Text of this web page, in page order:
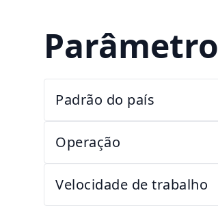
Parâmetro
Padrão do país
Operação
Velocidade de trabalho